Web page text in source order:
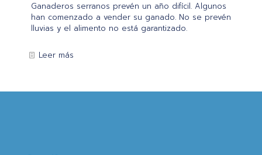
Ganaderos serranos prevén un año difícil. Algunos
han comenzado a vender su ganado. No se prevén
lluvias y el alimento no está garantizado.
Leer más